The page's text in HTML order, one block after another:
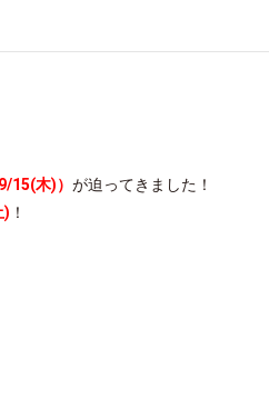
15(木)）が迫ってきました！
) ！